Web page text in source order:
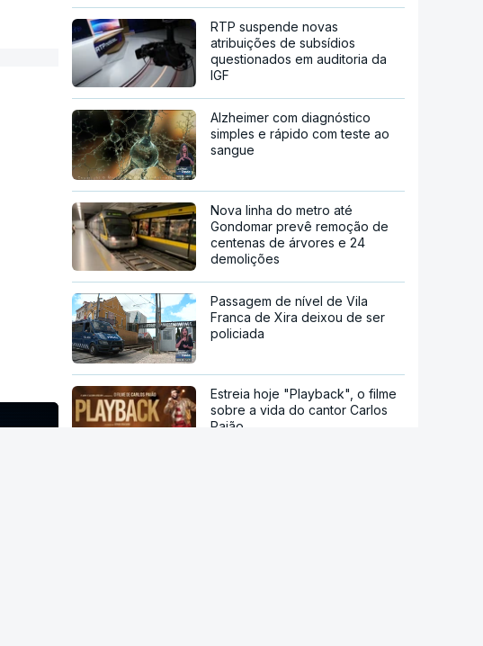
RTP suspende novas
atribuições de subsídios
questionados em auditoria da
IGF
Alzheimer com diagnóstico
simples e rápido com teste ao
sangue
Nova linha do metro até
Gondomar prevê remoção de
centenas de árvores e 24
demolições
Passagem de nível de Vila
Franca de Xira deixou de ser
policiada
Estreia hoje "Playback", o filme
sobre a vida do cantor Carlos
Paião